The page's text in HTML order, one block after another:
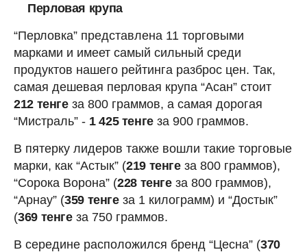
Перловая крупа
“Перловка” представлена 11 торговыми
марками и имеет самый сильный среди
продуктов нашего рейтинга разброс цен. Так,
самая дешевая перловая крупа “Асан” стоит
212 тенгеза 800 граммов, а самая дорогая
“Мистраль” - 1 425 тенге за 900 граммов.
В пятерку лидеров также вошли такие торговые
марки, как “Астык” (219 тенгеза 800 граммов),
“Сорока Ворона” (228 тенгеза 800 граммов),
“Арнау” (359 тенгеза 1 килограмм) и “Достык”
(369 тенгеза 750 граммов.
В середине расположился бренд “Цесна” (370